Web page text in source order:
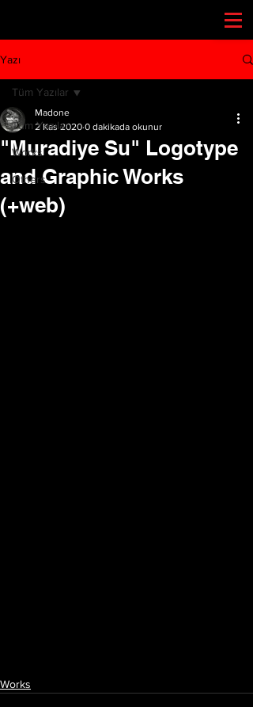
Yazı
Tüm Yazılar
Works
Others
Tüm Yazılar
"Muradiye Su" Logotype
and Graphic Works
(+web)
Madone
2 Kas 2020 0 dakikada okunur
Works